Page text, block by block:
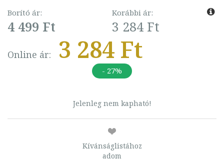
Borító ár:
4 499 Ft
Korábbi ár:
3 284 Ft
Online ár: 3 284 Ft
- 27%
Jelenleg nem kapható!
Kívánságlistához
adom